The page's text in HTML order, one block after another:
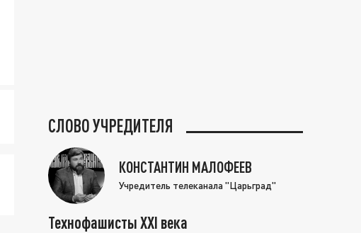
СЛОВО УЧРЕДИТЕЛЯ
КОНСТАНТИН МАЛОФЕЕВ
Учредитель телеканала "Царьград"
Технофашисты XXI века